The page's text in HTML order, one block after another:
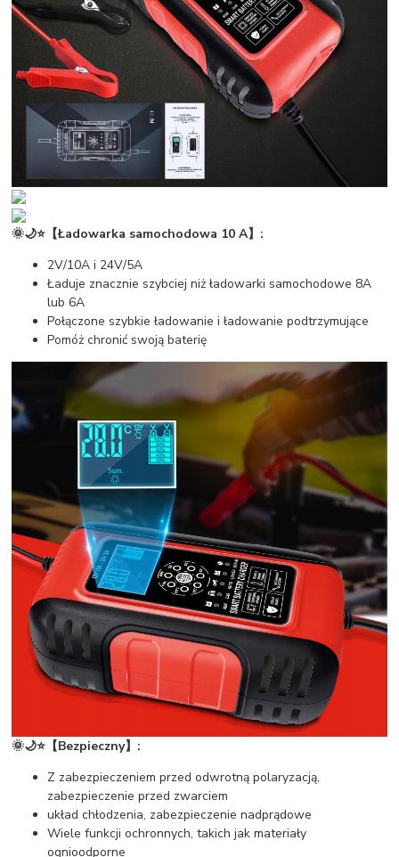
🌞🌙⭐【Ładowarka samochodowa 10 A】:
2V/10A i 24V/5A
Ładuje znacznie szybciej niż ładowarki samochodowe 8A
lub 6A
Połączone szybkie ładowanie i ładowanie podtrzymujące
Pomóż chronić swoją baterię
🌞🌙⭐【Bezpieczny】:
Z zabezpieczeniem przed odwrotną polaryzacją,
zabezpieczenie przed zwarciem
układ chłodzenia, zabezpieczenie nadprądowe
Wiele funkcji ochronnych, takich jak materiały
ognioodporne